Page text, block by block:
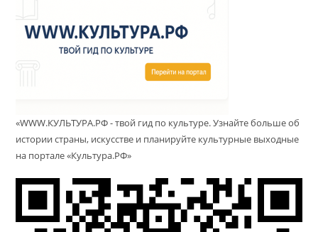
«WWW.КУЛЬТУРА.РФ - твой гид по культуре. Узнайте больше об
истории страны, искусстве и планируйте культурные выходные
на портале «Культура.РФ»